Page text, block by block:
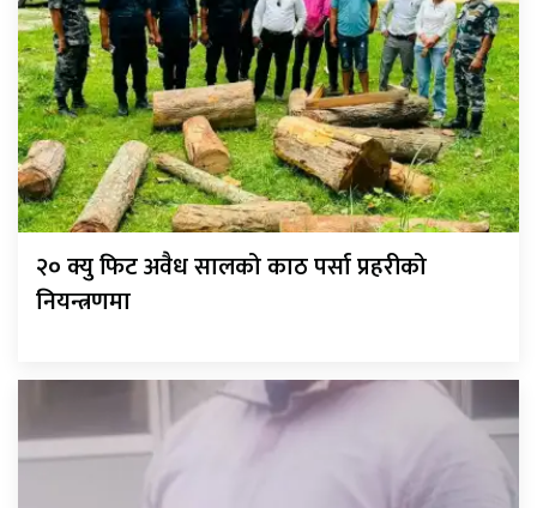
२० क्यु फिट अवैध सालको काठ पर्सा प्रहरीको
नियन्त्रणमा